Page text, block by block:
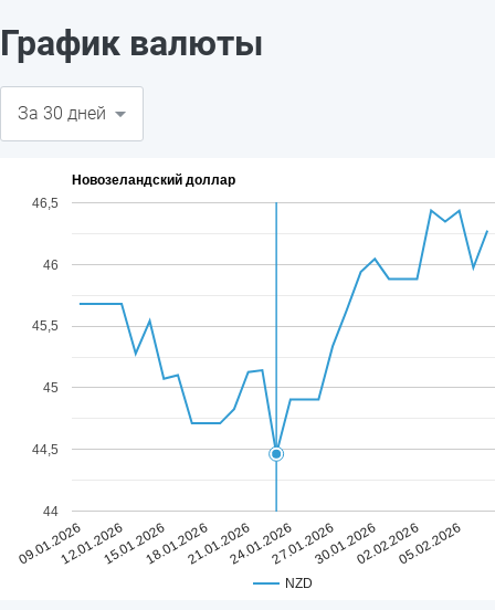
График валюты
Новозеландский доллар
NZD
09.01.202612.01.202615.01.202618.01.202621.01.202624.01.202627.01.202630.01.202602.02.202605.02.2026
44
44,5
45
45,5
46
46,5